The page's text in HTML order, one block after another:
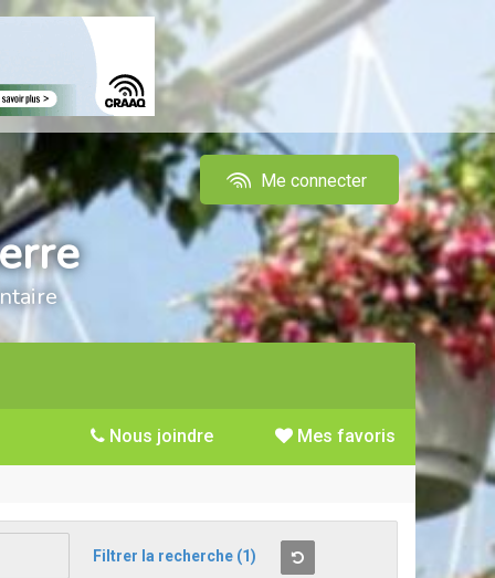
Me connecter
Mes favoris
Nous joindre
Filtrer la recherche (1)